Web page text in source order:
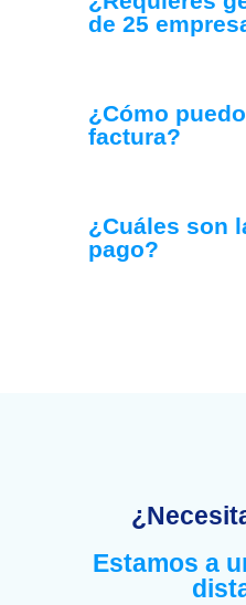
de 25
¿Cómo
factura?
¿Cuáles son
pago?
Estamos a